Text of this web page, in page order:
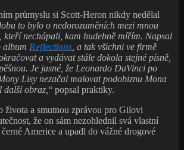
průmyslu si Scott-Heron nikdy nedělal
to bylo o nedorozuměních mezi mnou
kteří nechápali, kam hudebně mířím. Napsal
album Reflections , a tak všichni ve firmě
a vydávat stále dokola stejné písně,
Je jasné, že Leonardo DaVinci po
Lisy nezačal malovat podobiznu Mona
další obraz, “ popsal praktiky.
života a smutnou zprávou pro Gilovi
že on sám nezohlednil svá vlastní
Americe a upadl do vážné drogové